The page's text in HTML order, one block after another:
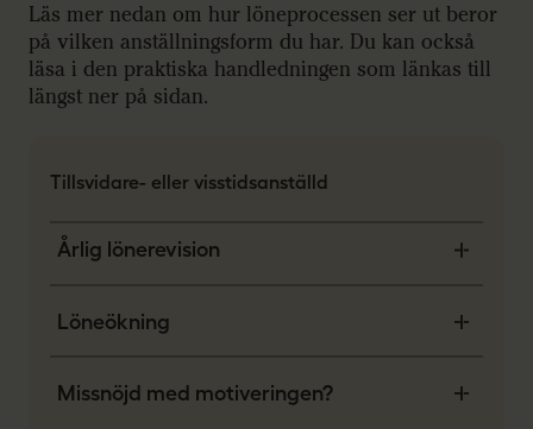
Läs mer nedan om hur löneprocessen ser ut beror
på vilken anställningsform du har. Du kan också
läsa i den praktiska handledningen som länkas till
längst ner på sidan.
Tillsvidare- eller visstidsanställd
Årlig lönerevision
Löneökning
Missnöjd med motiveringen?